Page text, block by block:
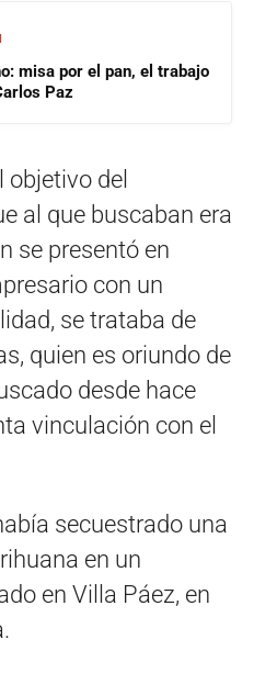
misa por el pan, el trabajo
Paz
objetivo del
al que buscaban era
se presentó en
con un
se trataba de
quien es oriundo de
desde hace
vinculación con el
secuestrado una
en un
en Villa Páez, en